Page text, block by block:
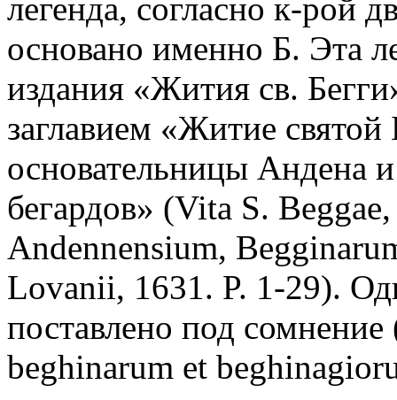
легенда, согласно к-рой
основано именно Б. Эта
издания «Жития св.
заглавием «Житие святой
основательницы Андена
бегардов» (Vita S.
Аndennensium,
Lovanii, 1631. P. 1-29).
поставлено под сомнение
beghinarum et